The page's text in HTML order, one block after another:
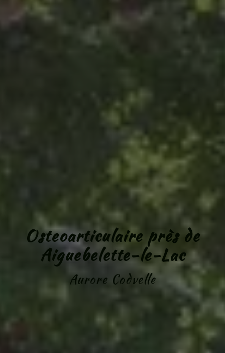
Osteoarticulaire près de
Aiguebelette-le-Lac
Aurore Codvelle